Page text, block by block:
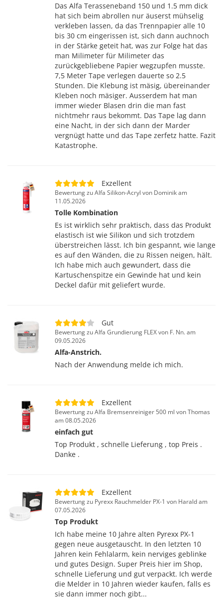
Das Alfa Terasseneband 150 und 1.5 mm dick
hat sich beim abrollen nur äuserst mühselig
verkleben lassen, da das Trennpapier alle 10
bis 30 cm eingerissen ist, sich dann auchnoch
in der Stärke geteit hat, was zur Folge hat das
man Milimeter für Milimeter das
zurückgebliebene Papier wegzupfen musste.
7,5 Meter Tape verlegen dauerte so 2.5
Stunden. Die Klebung ist mäsig, übereinander
Kleben noch mäsiger. Ausserdem hat man
immer wieder Blasen drin die man fast
nichtmehr raus bekommt. Das Tape lag dann
eine Nacht, in der sich dann der Marder
vergnügt hatte und das Tape zerfetz hatte. Fazit
Katastrophe.
Exzellent
Bewertung zu Alfa Silikon-Acryl von Dominik am
11.05.2026
Tolle Kombination
Es ist wirklich sehr praktisch, dass das Produkt
elastisch ist wie Silikon und sich trotzdem
überstreichen lässt. Ich bin gespannt, wie lange
es auf den Wänden, die zu Rissen neigen, hält.
Ich habe mich auch gewundert, dass die
Kartuschenspitze ein Gewinde hat und kein
Deckel dafür mit geliefert wurde.
Gut
Bewertung zu Alfa Grundierung FLEX von F. Nn. am
09.05.2026
Alfa-Anstrich.
Nach der Anwendung melde ich mich.
Exzellent
Bewertung zu Alfa Bremsenreiniger 500 ml von Thomas
am 08.05.2026
einfach gut
Top Produkt , schnelle Lieferung , top Preis .
Danke .
Exzellent
Bewertung zu Pyrexx Rauchmelder PX-1 von Harald am
07.05.2026
Top Produkt
Ich habe meine 10 Jahre alten Pyrexx PX-1
gegen neue ausgetauscht. In den letzten 10
Jahren kein Fehlalarm, kein nerviges geblinke
und gutes Design. Super Preis hier im Shop,
schnelle Lieferung und gut verpackt. Ich werde
die Melder in 10 Jahren wieder kaufen, falls es
sie dann immer noch gibt...